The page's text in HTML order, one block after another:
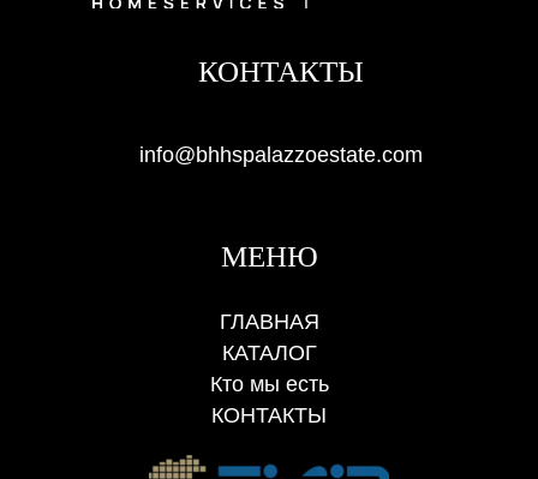
КОНТАКТЫ
info@bhhspalazzoestate.com
МЕНЮ
ГЛАВНАЯ
КАТАЛОГ
Кто мы есть
КОНТАКТЫ